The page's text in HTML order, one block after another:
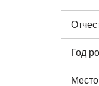
Год